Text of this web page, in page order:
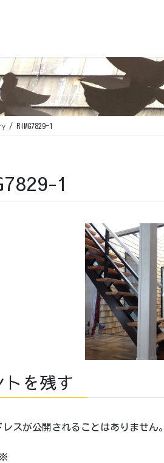
RIMG7829-1
1
トを残す
レスが公開されることはありません。
※